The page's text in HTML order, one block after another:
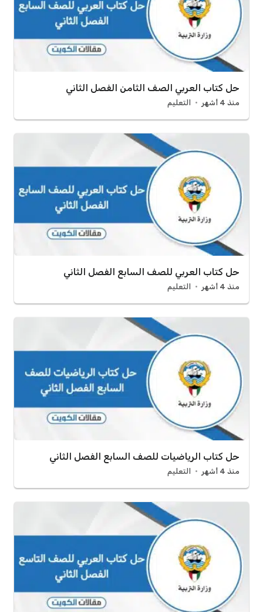
حل كتاب العربي الصف الثامن الفصل الثاني
منذ 4 أشهر التعليم
حل كتاب العربي للصف السابع الفصل الثاني
منذ 4 أشهر التعليم
حل كتاب الرياضيات للصف السابع الفصل الثاني
منذ 4 أشهر التعليم